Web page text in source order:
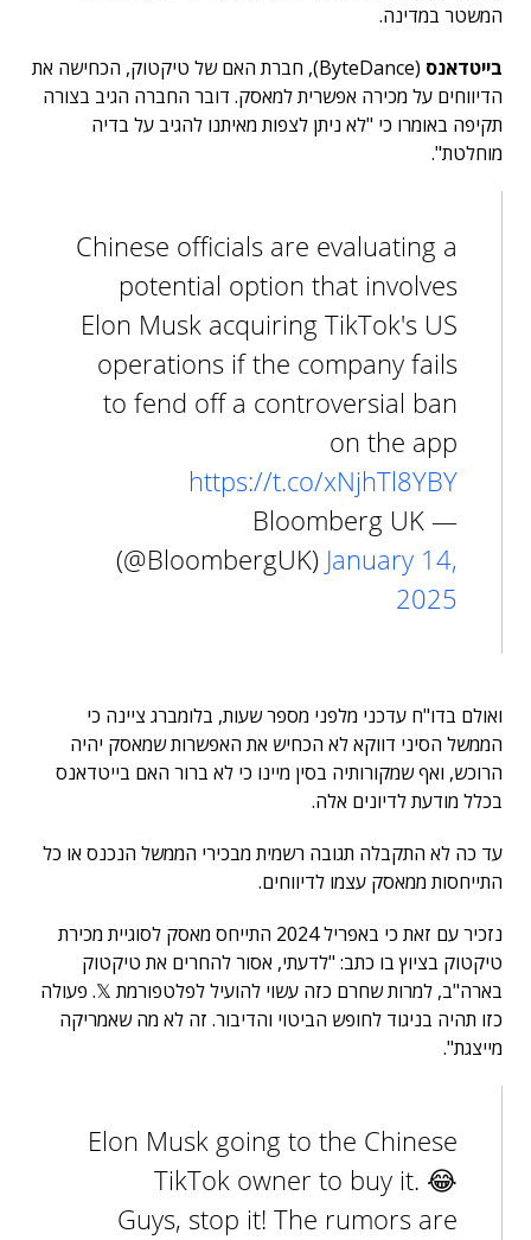
המשטר במדינה.
בייטדאנס (ByteDance)
, חברת האם של טיקטוק, הכחישה את
הדיווחים על מכירה אפשרית למאסק. דובר החברה הגיב בצורה
תקיפה באומרו כי "לא ניתן לצפות מאיתנו להגיב על בדיה
מוחלטת".
Chinese officials are evaluating a
potential option that involves
Elon Musk acquiring TikTok's US
operations if the company fails
to fend off a controversial ban
on the app
https://t.co/xNjhTl8YBY
— Bloomberg UK
(@BloombergUK) January 14,
2025
ואולם בדו"ח עדכני מלפני מספר שעות, בלומברג ציינה כי
הממשל הסיני דווקא לא הכחיש את האפשרות שמאסק יהיה
הרוכש, ואף שמקורותיה בסין מיינו כי לא ברור האם בייטדאנס
בכלל מודעת לדיונים אלה.
עד כה לא התקבלה תגובה רשמית מבכירי הממשל הנכנס או כל
התייחסות ממאסק עצמו לדיווחים.
נזכיר עם זאת כי באפריל 2024 התייחס מאסק לסוגיית מכירת
טיקטוק בציוץ בו כתב: "לדעתי, אסור להחרים את טיקטוק
בארה"ב, למרות שחרם כזה עשוי להועיל לפלטפורמת 𝕏. פעולה
כזו תהיה בניגוד לחופש הביטוי והדיבור. זה לא מה שאמריקה
מייצגת".
Elon Musk going to the Chinese
TikTok owner to buy it. 😂
Guys, stop it! The rumors are